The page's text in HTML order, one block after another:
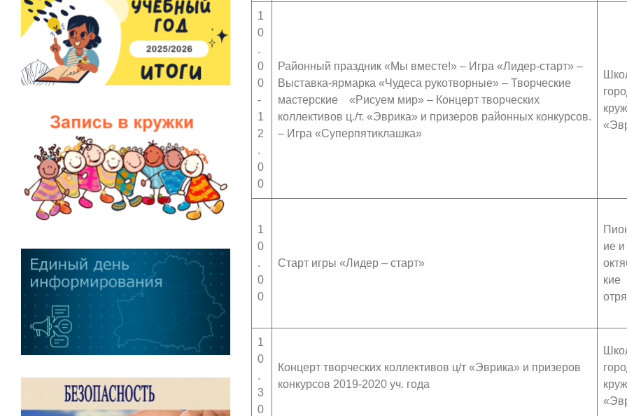
1
0
.
0
0
-
1
2
.
0
0
Районный праздник «Мы вместе!» – Игра «Лидер-старт» –
Выставка-ярмарка «Чудеса рукотворные» – Творческие
мастерские «Рисуем мир» – Концерт творческих
коллективов ц./т. «Эврика» и призеров районных конкурсов.
– Игра «Суперпятиклашка»
1
0
.
0
0
Старт игры «Лидер – старт»
ие и
кие
1
0
.
3
0
Концерт творческих коллективов ц/т «Эврика» и призеров
конкурсов 2019-2020 уч. года